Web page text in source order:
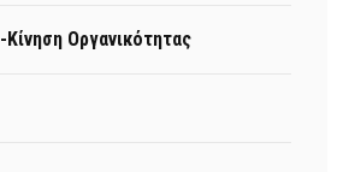
Οργανικότητας